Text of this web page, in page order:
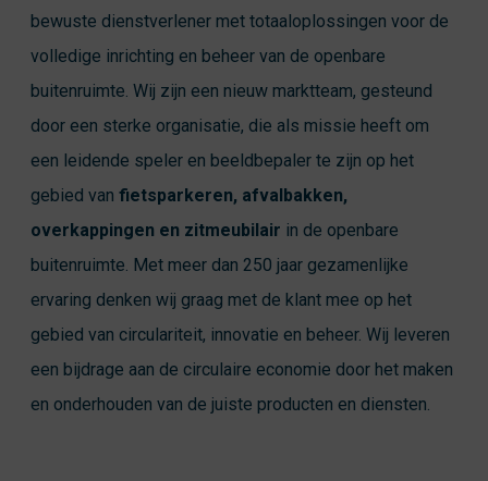
bewuste dienstverlener met totaaloplossingen voor de
volledige inrichting en beheer van de openbare
buitenruimte. Wij zijn een nieuw marktteam, gesteund
door een sterke organisatie, die als missie heeft om
een leidende speler en beeldbepaler te zijn op het
gebied van fietsparkeren, afvalbakken,
overkappingen en zitmeubilair in de openbare
buitenruimte. Met meer dan 250 jaar gezamenlijke
ervaring denken wij graag met de klant mee op het
gebied van circulariteit, innovatie en beheer. Wij leveren
een bijdrage aan de circulaire economie door het maken
en onderhouden van de juiste producten en diensten.